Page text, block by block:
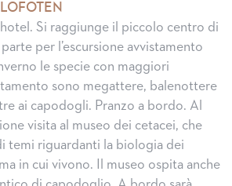
Si raggiunge il piccolo centro di
per l’escursione avvistamento
le specie con maggiori
sono megattere, balenottere
ai capodogli. Pranzo a bordo. Al
visita al museo dei cetacei, che
temi riguardanti la biologia dei
in cui vivono. Il museo ospita anche